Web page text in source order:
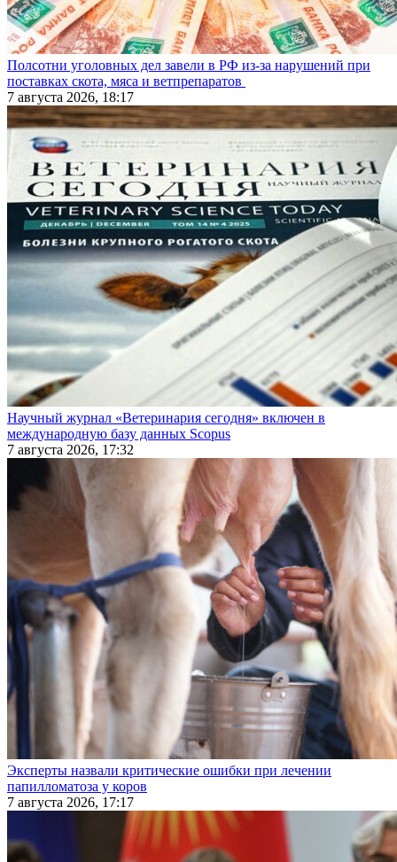
Полсотни уголовных дел завели в РФ из-за нарушений при
поставках скота, мяса и ветпрепаратов
7 августа 2026, 18:17
Научный журнал «Ветеринария сегодня» включен в
международную базу данных Scopus
7 августа 2026, 17:32
Эксперты назвали критические ошибки при лечении
папилломатоза у коров
7 августа 2026, 17:17